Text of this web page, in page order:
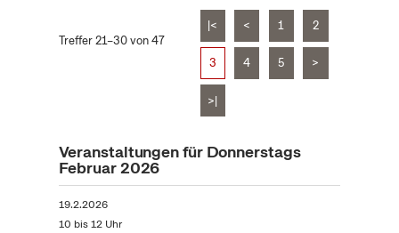
Treffer 21–30 von 47
|< < 1 2
3 4 5 >
>|
Veranstaltungen für Donnerstags
Februar 2026
19.2.2026
10 bis 12 Uhr